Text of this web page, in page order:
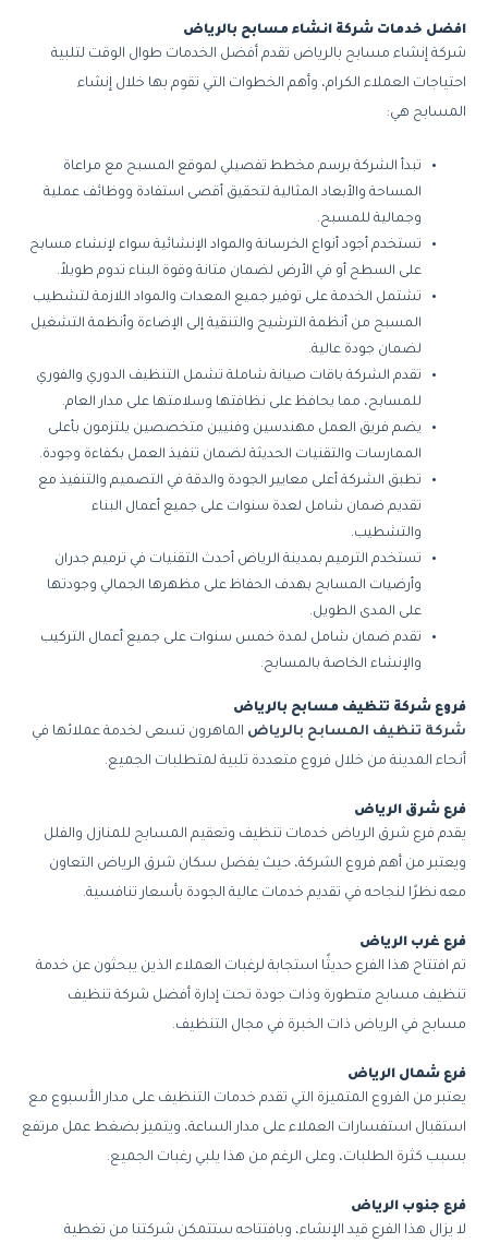
افضل خدمات شركة انشاء مسابح بالرياض
شركة إنشاء مسابح بالرياض تقدم أفضل الخدمات طوال الوقت لتلبية
احتياجات العملاء الكرام، وأهم الخطوات التي تقوم بها خلال إنشاء
المسابح هي:
تبدأ الشركة برسم مخطط تفصيلي لموقع المسبح مع مراعاة
المساحة والأبعاد المثالية لتحقيق أقصى استفادة ووظائف عملية
وجمالية للمسبح.
تستخدم أجود أنواع الخرسانة والمواد الإنشائية سواء لإنشاء مسابح
على السطح أو في الأرض لضمان متانة وقوة البناء تدوم طويلاً.
تشتمل الخدمة على توفير جميع المعدات والمواد اللازمة لتشطيب
المسبح من أنظمة الترشيح والتنقية إلى الإضاءة وأنظمة التشغيل
لضمان جودة عالية.
تقدم الشركة باقات صيانة شاملة تشمل التنظيف الدوري والفوري
للمسابح، مما يحافظ على نظافتها وسلامتها على مدار العام.
يضم فريق العمل مهندسين وفنيين متخصصين يلتزمون بأعلى
الممارسات والتقنيات الحديثة لضمان تنفيذ العمل بكفاءة وجودة.
تطبق الشركة أعلى معايير الجودة والدقة في التصميم والتنفيذ مع
تقديم ضمان شامل لعدة سنوات على جميع أعمال البناء
والتشطيب.
تستخدم الترميم بمدينة الرياض أحدث التقنيات في ترميم جدران
وأرضيات المسابح بهدف الحفاظ على مظهرها الجمالي وجودتها
على المدى الطويل.
تقدم ضمان شامل لمدة خمس سنوات على جميع أعمال التركيب
والإنشاء الخاصة بالمسابح.
فروع شركة تنظيف مسابح بالرياض
شركة تنظيف المسابح بالرياض الماهرون تسعى لخدمة عملائها في
أنحاء المدينة من خلال فروع متعددة تلبية لمتطلبات الجميع.
فرع شرق الرياض
يقدم فرع شرق الرياض خدمات تنظيف وتعقيم المسابح للمنازل والفلل
ويعتبر من أهم فروع الشركة، حيث يفضل سكان شرق الرياض التعاون
معه نظرًا لنجاحه في تقديم خدمات عالية الجودة بأسعار تنافسية.
فرع غرب الرياض
تم افتتاح هذا الفرع حديثًا استجابة لرغبات العملاء الذين يبحثون عن خدمة
تنظيف مسابح متطورة وذات جودة تحت إدارة أفضل شركة تنظيف
مسابح في الرياض ذات الخبرة في مجال التنظيف.
فرع شمال الرياض
يعتبر من الفروع المتميزة التي تقدم خدمات التنظيف على مدار الأسبوع مع
استقبال استفسارات العملاء على مدار الساعة، ويتميز بضغط عمل مرتفع
بسبب كثرة الطلبات، وعلى الرغم من هذا يلبي رغبات الجميع.
فرع جنوب الرياض
لا يزال هذا الفرع قيد الإنشاء، وبافتتاحه ستتمكن شركتنا من تغطية